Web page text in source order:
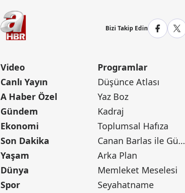
Bizi Takip Edin
Video
Canlı Yayın
A Haber Özel
Gündem
Ekonomi
Son Dakika
Yaşam
Dünya
Spor
Programlar
Düşünce Atlası
Yaz Boz
Kadraj
Toplumsal Hafıza
Canan Barlas ile Gündem
Arka Plan
Memleket Meselesi
Seyahatname